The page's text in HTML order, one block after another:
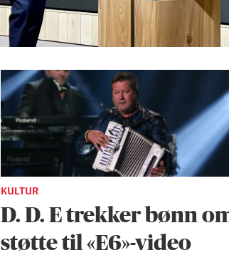
KULTUR
D. D. E trekker bønn
støtte til «E6»-video